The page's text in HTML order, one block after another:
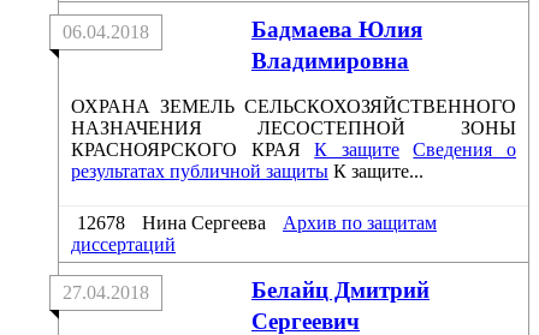
Бадмаева Юлия
Владимировна
06.04.2018
ОХРАНА ЗЕМЕЛЬ СЕЛЬСКОХОЗЯЙСТВЕННОГО
НАЗНАЧЕНИЯ ЛЕСОСТЕПНОЙ ЗОНЫ
КРАСНОЯРСКОГО КРАЯК защите
Сведения о
результатах публичной защиты К защите...
12678 Нина Сергеева
Архив по защитам
диссертаций
Белайц Дмитрий
Сергеевич
27.04.2018